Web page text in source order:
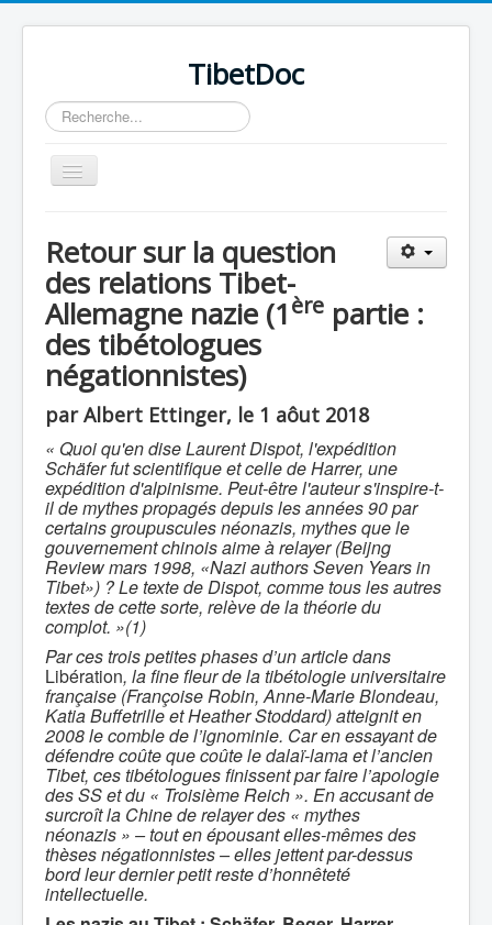
TibetDoc
Rechercher
Basculer
la
Retour sur la question
des relations Tibet-
Allemagne nazie (1ère partie :
des tibétologues
négationnistes)
par Albert Ettinger, le 1 aôut 2018
« Quoi qu'en dise Laurent Dispot, l'expédition
Schäfer fut scientifique et celle de Harrer, une
expédition d'alpinisme. Peut-être l'auteur s'inspire-t-
il de mythes propagés depuis les années 90 par
certains groupuscules néonazis, mythes que le
gouvernement chinois aime à relayer (Beijng
Review mars 1998, «Nazi authors Seven Years in
Tibet») ? Le texte de Dispot, comme tous les autres
textes de cette sorte, relève de la théorie du
complot. »(1)
Par ces trois petites phases d’un article dans
Libération, la fine fleur de la tibétologie universitaire
française (Françoise Robin, Anne-Marie Blondeau,
Katia Buffetrille et Heather Stoddard) atteignit en
2008 le comble de l’ignominie. Car en essayant de
défendre coûte que coûte le dalaï-lama et l’ancien
Tibet, ces tibétologues finissent par faire l’apologie
des SS et du « Troisième Reich ». En accusant de
surcroît la Chine de relayer des « mythes
néonazis » – tout en épousant elles-mêmes des
thèses négationnistes – elles jettent par-dessus
bord leur dernier petit reste d’honnêteté
intellectuelle.